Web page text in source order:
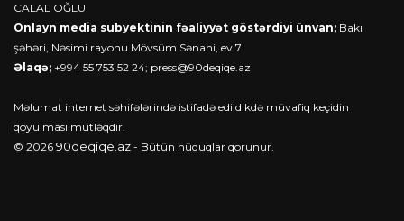
CALAL OĞLU
Onlayn media subyektinin fəaliyyət göstərdiyi ünvan; Bakı
şəhəri, Nəsimi rayonu Mövsüm Sənani, ev 7
Əlaqə; +994 55 753 52 24; press@90deqiqe.az
Məlumat internet səhifələrində istifadə edildikdə müvafiq keçidin
qoyulması mütləqdir.
© 2026 90deqiqe.az - Bütün hüquqlar qorunur.